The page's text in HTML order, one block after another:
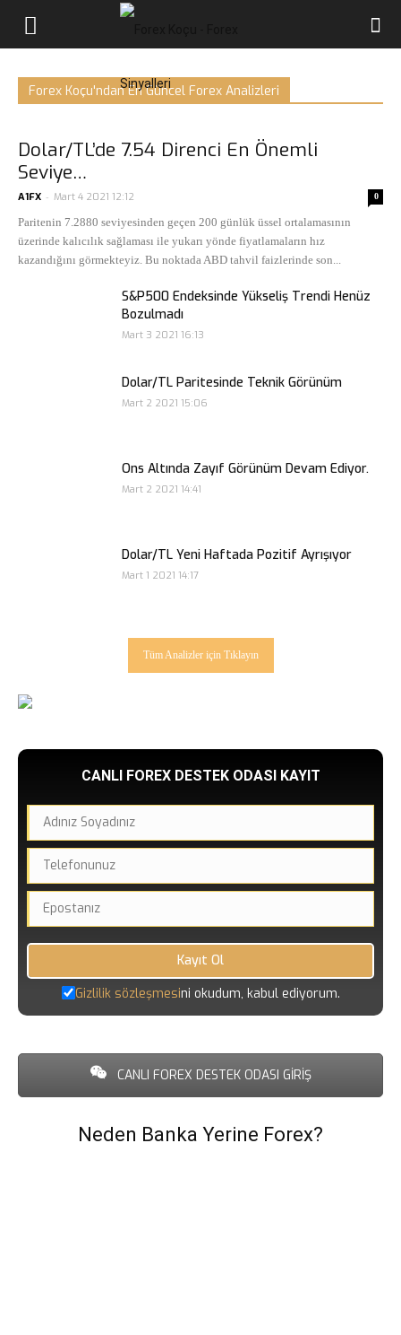
Koçu
Forex Koçu'ndan En Güncel Forex Analizleri
Tümü Doviz
Dolar/TL’de 7.54 Direnci En Önemli
Seviye…
A1FX - Mart 4 2021 12:12 0
Paritenin 7.2880 seviyesinden geçen 200 günlük üssel ortalamasının
üzerinde kalıcılık sağlaması ile yukarı yönde fiyatlamaların hız
kazandığını görmekteyiz. Bu noktada ABD tahvil faizlerinde son...
S&P500 Endeksinde Yükseliş Trendi Henüz
Bozulmadı
Mart 3 2021 16:13
Dolar/TL Paritesinde Teknik Görünüm
Mart 2 2021 15:06
Ons Altında Zayıf Görünüm Devam Ediyor.
Mart 2 2021 14:41
Dolar/TL Yeni Haftada Pozitif Ayrışıyor
Mart 1 2021 14:17
Tüm Analizler için Tıklayın
CANLI FOREX DESTEK ODASI KAYIT
Gizlilik sözleşmesini okudum, kabul ediyorum.
CANLI FOREX DESTEK ODASI GİRİŞ
Neden Banka Yerine Forex?